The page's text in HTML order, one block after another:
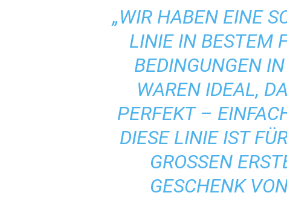
„WIR HABEN EINE
LINIE IN BESTEM
BEDINGUNGEN
WAREN IDEAL,
PERFEKT –
DIESE LINIE IST
GROSSEN
ESCHENK VON